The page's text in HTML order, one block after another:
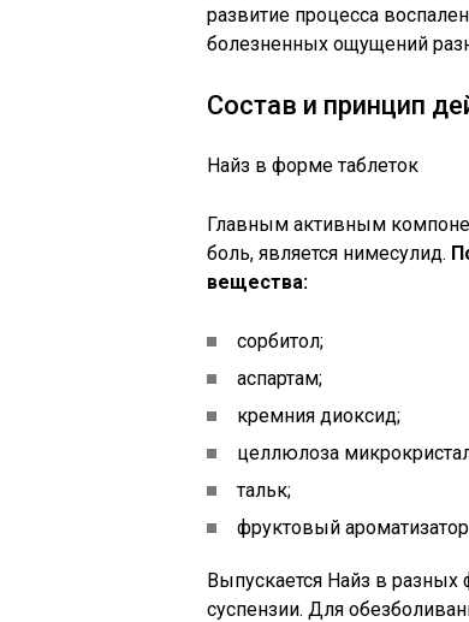
развитие процесса
болезненных ощущений
Состав и принцип
Найз в форме таблеток
Главным активным
боль, является нимесулид.
вещества:
сорбитол;
аспартам;
кремния диоксид;
целлюлоза
тальк;
фруктовый
Выпускается Найз в разных
суспензии. Для